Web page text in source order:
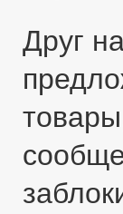
Друг